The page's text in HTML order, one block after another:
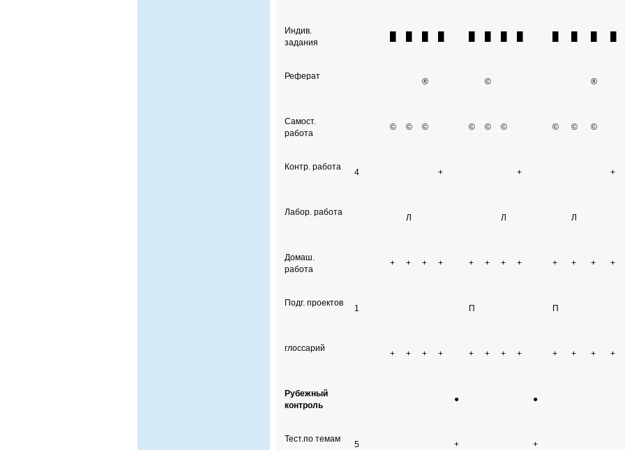
Индив.
задания
Реферат
® © ®
Самост.
работа
© © © © © © © © ©
Контр. работа
4 + + +
Лабор. работа
Л Л Л
Домаш.
работа
+ + + + + + + + + + + +
Подг. проектов
1 П П
глоссарий
+ + + + + + + + + + + +
Рубежный
контроль
● ●
Тест.по темам
5 + +